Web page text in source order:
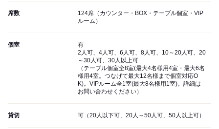
席数
124席（カウンター・BOX・テーブル個室・VIP
ルーム）
個室
有
2人可、4人可、6人可、8人可、10～20人可、20
～30人可、30人以上可
（テーブル個室全8室(最大4名様用4室・最大6名
様用4室。つなげて最大12名様まで個室対応O
K)。VIPルーム全1室(最大8名様用1室)。詳細は
お問い合わせください）
貸切 可（20人以下可、20人～50人可、50人以上可）